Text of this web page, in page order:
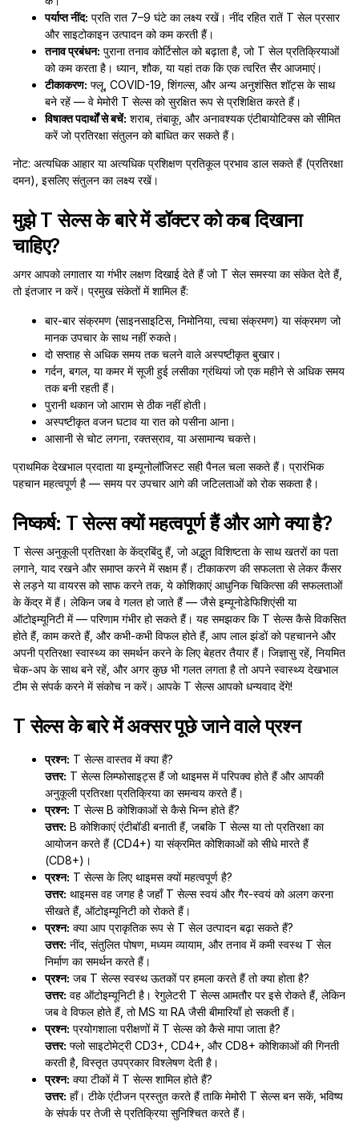
पर्याप्त नींद: प्रति रात 7–9 घंटे का लक्ष्य रखें। नींद रहित रातें T सेल प्रसार
और साइटोकाइन उत्पादन को कम करती हैं।
तनाव प्रबंधन: पुराना तनाव कोर्टिसोल को बढ़ाता है, जो T सेल प्रतिक्रियाओं
को कम करता है। ध्यान, शौक, या यहां तक कि एक त्वरित सैर आजमाएं।
टीकाकरण: फ्लू, COVID-19, शिंगल्स, और अन्य अनुशंसित शॉट्स के साथ
बने रहें — वे मेमोरी T सेल्स को सुरक्षित रूप से प्रशिक्षित करते हैं।
विषाक्त पदार्थों से बचें: शराब, तंबाकू, और अनावश्यक एंटीबायोटिक्स को सीमित
करें जो प्रतिरक्षा संतुलन को बाधित कर सकते हैं।
नोट: अत्यधिक आहार या अत्यधिक प्रशिक्षण प्रतिकूल प्रभाव डाल सकते हैं (प्रतिरक्षा
दमन), इसलिए संतुलन का लक्ष्य रखें।
मुझे T सेल्स के बारे में डॉक्टर को कब दिखाना
चाहिए?
अगर आपको लगातार या गंभीर लक्षण दिखाई देते हैं जो T सेल समस्या का संकेत देते हैं,
तो इंतजार न करें। प्रमुख संकेतों में शामिल हैं:
बार-बार संक्रमण (साइनसाइटिस, निमोनिया, त्वचा संक्रमण) या संक्रमण जो
मानक उपचार के साथ नहीं रुकते।
दो सप्ताह से अधिक समय तक चलने वाले अस्पष्टीकृत बुखार।
गर्दन, बगल, या कमर में सूजी हुई लसीका ग्रंथियां जो एक महीने से अधिक समय
तक बनी रहती हैं।
पुरानी थकान जो आराम से ठीक नहीं होती।
अस्पष्टीकृत वजन घटाव या रात को पसीना आना।
आसानी से चोट लगना, रक्तस्राव, या असामान्य चकत्ते।
प्राथमिक देखभाल प्रदाता या इम्यूनोलॉजिस्ट सही पैनल चला सकते हैं। प्रारंभिक
पहचान महत्वपूर्ण है — समय पर उपचार आगे की जटिलताओं को रोक सकता है।
निष्कर्ष: T सेल्स क्यों महत्वपूर्ण हैं और आगे क्या है?
T सेल्स अनुकूली प्रतिरक्षा के केंद्रबिंदु हैं, जो अद्भुत विशिष्टता के साथ खतरों का पता
लगाने, याद रखने और समाप्त करने में सक्षम हैं। टीकाकरण की सफलता से लेकर कैंसर
से लड़ने या वायरस को साफ करने तक, ये कोशिकाएं आधुनिक चिकित्सा की सफलताओं
के केंद्र में हैं। लेकिन जब वे गलत हो जाते हैं — जैसे इम्यूनोडेफिशिएंसी या
ऑटोइम्यूनिटी में — परिणाम गंभीर हो सकते हैं। यह समझकर कि T सेल्स कैसे विकसित
होते हैं, काम करते हैं, और कभी-कभी विफल होते हैं, आप लाल झंडों को पहचानने और
अपनी प्रतिरक्षा स्वास्थ्य का समर्थन करने के लिए बेहतर तैयार हैं। जिज्ञासु रहें, नियमित
चेक-अप के साथ बने रहें, और अगर कुछ भी गलत लगता है तो अपने स्वास्थ्य देखभाल
टीम से संपर्क करने में संकोच न करें। आपके T सेल्स आपको धन्यवाद देंगे!
T सेल्स के बारे में अक्सर पूछे जाने वाले प्रश्न
प्रश्न: T सेल्स वास्तव में क्या हैं?
उत्तर: T सेल्स लिम्फोसाइट्स हैं जो थाइमस में परिपक्व होते हैं और आपकी
अनुकूली प्रतिरक्षा प्रतिक्रिया का समन्वय करते हैं।
प्रश्न: T सेल्स B कोशिकाओं से कैसे भिन्न होते हैं?
उत्तर: B कोशिकाएं एंटीबॉडी बनाती हैं, जबकि T सेल्स या तो प्रतिरक्षा का
आयोजन करते हैं (CD4+) या संक्रमित कोशिकाओं को सीधे मारते हैं
(CD8+)।
प्रश्न: T सेल्स के लिए थाइमस क्यों महत्वपूर्ण है?
उत्तर: थाइमस वह जगह है जहाँ T सेल्स स्वयं और गैर-स्वयं को अलग करना
सीखते हैं, ऑटोइम्यूनिटी को रोकते हैं।
प्रश्न: क्या आप प्राकृतिक रूप से T सेल उत्पादन बढ़ा सकते हैं?
उत्तर: नींद, संतुलित पोषण, मध्यम व्यायाम, और तनाव में कमी स्वस्थ T सेल
निर्माण का समर्थन करते हैं।
प्रश्न: जब T सेल्स स्वस्थ ऊतकों पर हमला करते हैं तो क्या होता है?
उत्तर: वह ऑटोइम्यूनिटी है। रेगुलेटरी T सेल्स आमतौर पर इसे रोकते हैं, लेकिन
जब वे विफल होते हैं, तो MS या RA जैसी बीमारियाँ हो सकती हैं।
प्रश्न: प्रयोगशाला परीक्षणों में T सेल्स को कैसे मापा जाता है?
उत्तर: फ्लो साइटोमेट्री CD3+, CD4+, और CD8+ कोशिकाओं की गिनती
करती है, विस्तृत उपप्रकार विश्लेषण देती है।
प्रश्न: क्या टीकों में T सेल्स शामिल होते हैं?
उत्तर: हाँ। टीके एंटीजन प्रस्तुत करते हैं ताकि मेमोरी T सेल्स बन सकें, भविष्य
के संपर्क पर तेजी से प्रतिक्रिया सुनिश्चित करते हैं।